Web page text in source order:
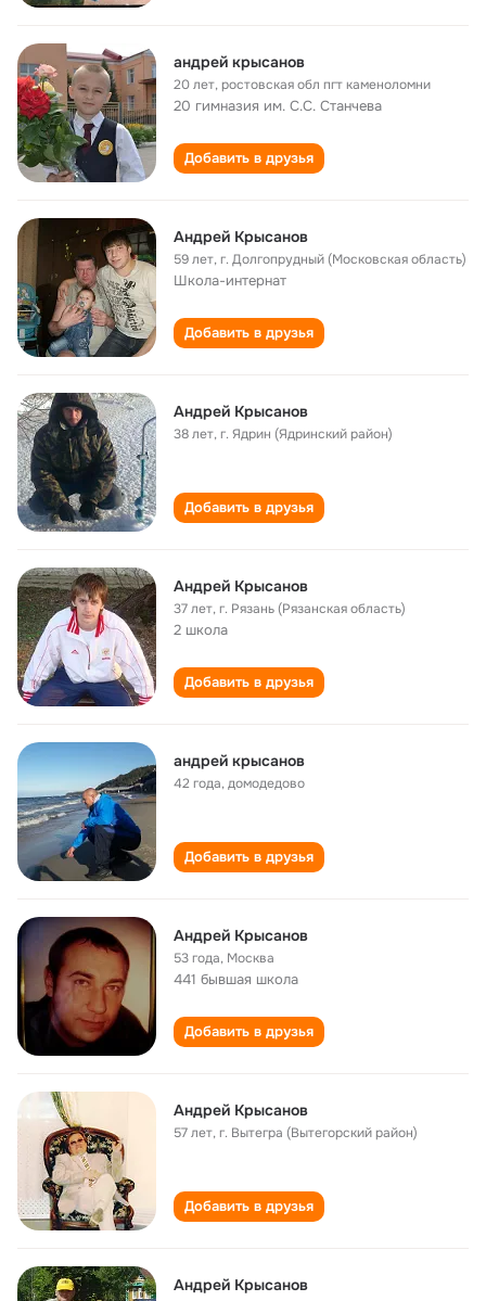
андрей крысанов
20 лет,ростовская обл пгт каменоломни
20 гимназия им. С.С. Станчева
Добавить в друзья
Андрей Крысанов
59 лет,г. Долгопрудный (Московская область)
Школа-интернат
Добавить в друзья
Андрей Крысанов
38 лет,г. Ядрин (Ядринский район)
Добавить в друзья
Андрей Крысанов
37 лет,г. Рязань (Рязанская область)
2 школа
Добавить в друзья
андрей крысанов
42 года,домодедово
Добавить в друзья
Андрей Крысанов
53 года, Москва
441 бывшая школа
Добавить в друзья
Андрей Крысанов
57 лет,г. Вытегра (Вытегорский район)
Добавить в друзья
Андрей Крысанов